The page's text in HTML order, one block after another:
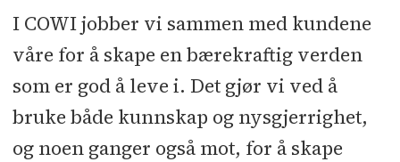
I COWI jobber vi sammen med kundene
våre for å skape en bærekraftig verden
som er god å leve i. Det gjør vi ved å
bruke både kunnskap og nysgjerrighet,
og noen ganger også mot, for å skape